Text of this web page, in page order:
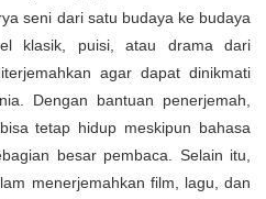
seni dari satu budaya ke budaya
klasik, puisi, atau drama dari
agar dapat dinikmati
Dengan bantuan penerjemah,
tetap hidup meskipun bahasa
besar pembaca. Selain itu,
menerjemahkan film, lagu, dan